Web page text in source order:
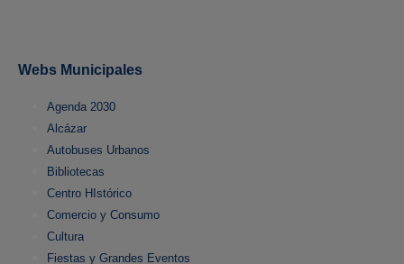
Webs Municipales
Agenda 2030
Alcázar
Autobuses Urbanos
Bibliotecas
Centro HIstórico
Comercio y Consumo
Cultura
Fiestas y Grandes Eventos